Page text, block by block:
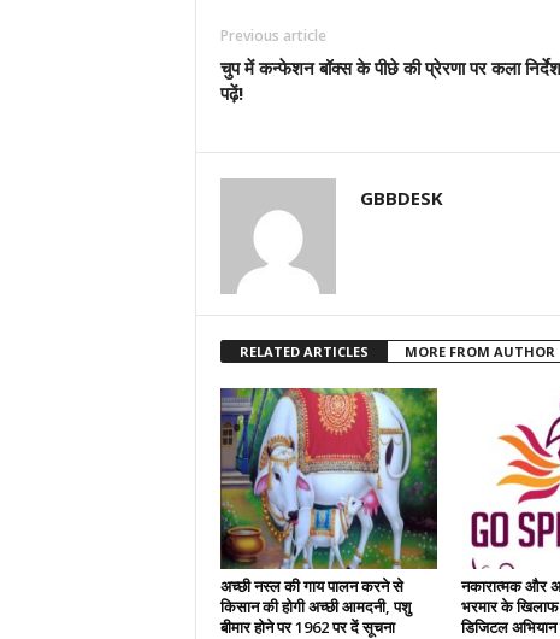
Previous article
चुप में कन्फेशन बॉक्स के पीछे की प्रेरणा पर कला
पढ़ें!
GBBDESK
RELATED ARTICLES MORE FROM AUTHOR
अच्छी नस्ल की गाय पालन करने से
किसान की होगी अच्छी आमदनी, पशु
बीमार होने पर 1962 पर दें सूचना
नकारात्मक और
भरमार के खिलाफ
डिजिटल अभियान